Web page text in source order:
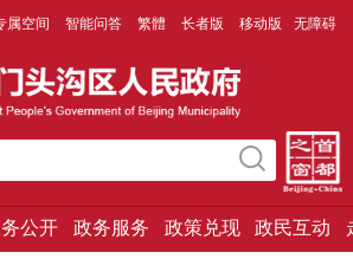
属空间 智能问答 繁體 长者版 移动版 无障碍
公开 政务服务 政策兑现 政民互动